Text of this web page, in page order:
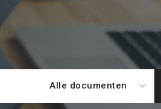
Alle documenten